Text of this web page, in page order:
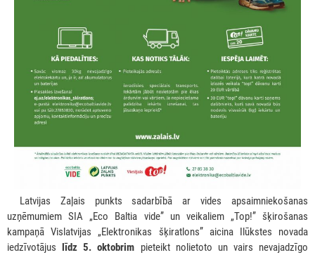
Latvijas Zaļais punkts sadarbībā ar vides apsaimniekošanas
uzņēmumiem SIA „Eco Baltia vide” un veikaliem „Top!” šķirošanas
kampaņā Vislatvijas „Elektronikas šķiratlons” aicina Ilūkstes novada
iedzīvotājuslīdz 5. oktobrim pieteikt nolietoto un vairs nevajadzīgo